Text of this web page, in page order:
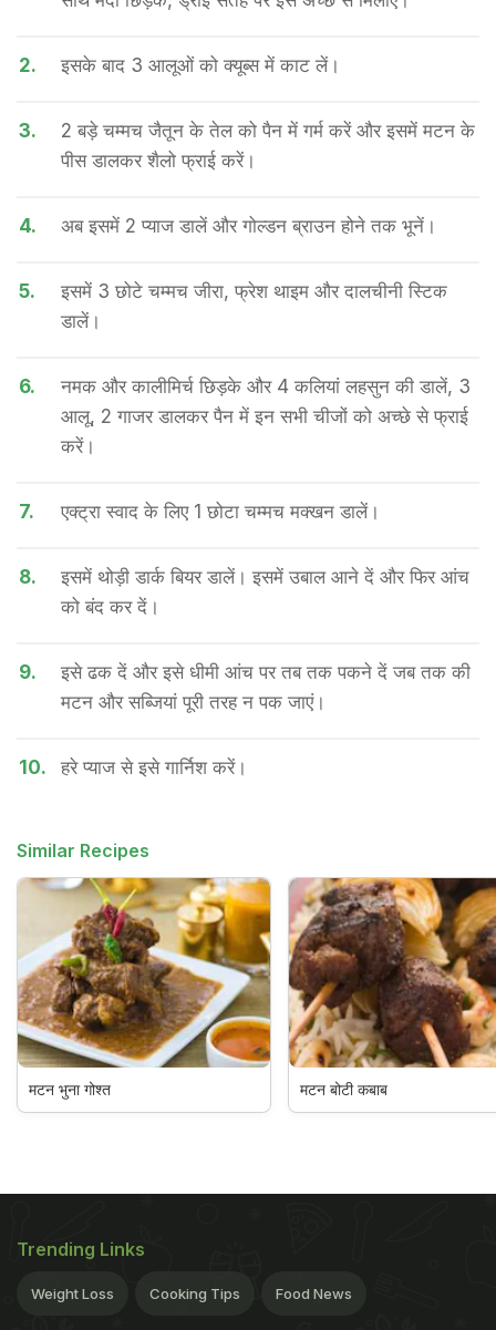
2. इसके बाद 3 आलूओं को क्यूब्स में काट लें।
3.
2 बड़े चम्मच जैतून के तेल को पैन में गर्म करें और इसमें मटन के
पीस डालकर शैलो फ्राई करें।
4. अब इसमें 2 प्याज डालें और गोल्डन ब्राउन होने तक भूनें।
5.
इसमें 3 छोटे चम्मच जीरा, फ्रेश थाइम और दालचीनी स्टिक
डालें।
6.
नमक और कालीमिर्च छिड़के और 4 कलियां लहसुन की डालें, 3
आलू, 2 गाजर डालकर पैन में इन सभी चीजों को अच्छे से फ्राई
करें।
7. एक्ट्रा स्वाद के लिए 1 छोटा चम्मच मक्खन डालें।
8.
इसमें थोड़ी डार्क बियर डालें। इसमें उबाल आने दें और फिर आंच
को बंद कर दें।
9.
इसे ढक दें और इसे धीमी आंच पर तब तक पकने दें जब तक की
मटन और सब्जियां पूरी तरह न पक जाएं।
10. हरे प्याज से इसे गार्निश करें।
Similar Recipes
मटन भुना गोश्त मटन बोटी कबाब
Trending Links
Weight Loss Cooking Tips Food News